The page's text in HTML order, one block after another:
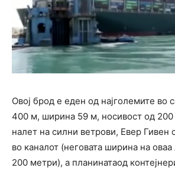
Овој брод е еден од најголемите во
400 м, ширина 59 м, носивост од
налет на силни ветрови, Евер Гивен
во каналот (неговата ширина на
200 метри), а планинатаод